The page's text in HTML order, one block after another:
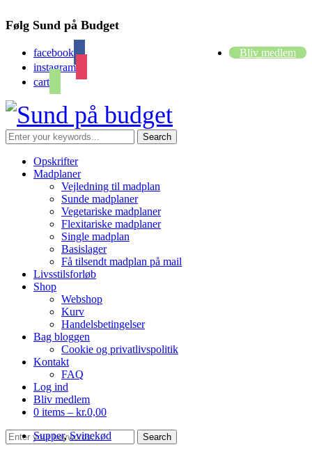
Følg Sund på Budget
facebook
instagram
cart
Bliv medlem
Opskrifter
Madplaner
Vejledning til madplan
Sunde madplaner
Vegetariske madplaner
Flexitariske madplaner
Single madplan
Basislager
Få tilsendt madplan på mail
Livsstilsforløb
Shop
Webshop
Kurv
Handelsbetingelser
Bag bloggen
Cookie og privatlivspolitik
Kontakt
FAQ
Log ind
Bliv medlem
0 items – kr.0,00
Supper,Svinekød